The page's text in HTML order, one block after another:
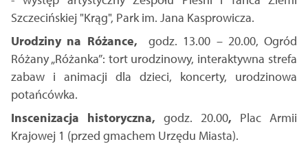
Szczecińskiej "Krąg", Park im. Jana Kasprowicza.
Urodziny na Różance, godz. 13.00 – 20.00, Ogród
Różany „Różanka”: tort urodzinowy, interaktywna strefa
zabaw i animacji dla dzieci, koncerty, urodzinowa
potańcówka.
Inscenizacja historyczna, godz. 20.00, Plac Armii
Krajowej 1 (przed gmachem Urzędu Miasta).